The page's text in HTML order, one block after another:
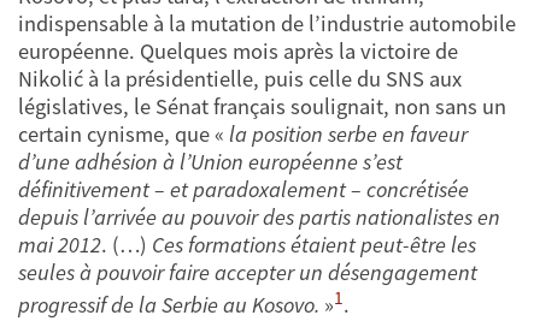
indispensable à la mutation de l’industrie automobile
européenne. Quelques mois après la victoire de
Nikolić à la présidentielle, puis celle du SNS aux
législatives, le Sénat français soulignait, non sans un
certain cynisme, que « la position serbe en faveur
d’une adhésion à l’Union européenne s’est
définitivement – et paradoxalement – concrétisée
depuis l’arrivée au pouvoir des partis nationalistes en
mai 2012. (…) Ces formations étaient peut-être les
seules à pouvoir faire accepter un désengagement
progressif de la Serbie au Kosovo. »1.